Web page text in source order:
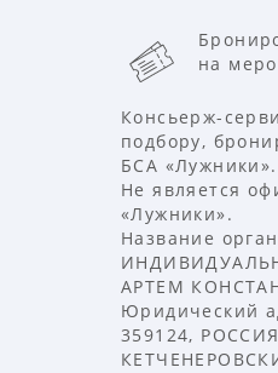
на
Консьерж-
подбору,
БСА «Лужники».
Не является
«Лужники».
Название
АРТЕМ
Юридический
359124,